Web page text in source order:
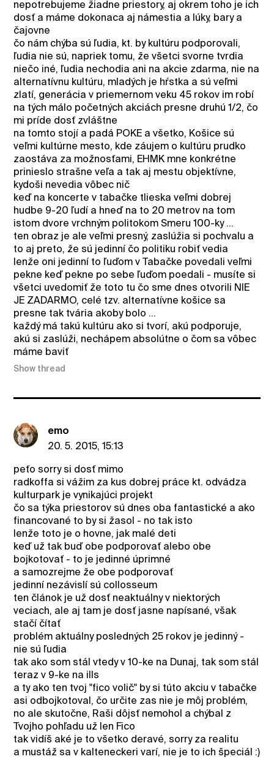
nepotrebujeme žiadne priestory, aj okrem toho je ich
dosť a máme dokonaca aj námestia a lúky, bary a
čajovne
čo nám chýba sú ľudia, kt. by kultúru podporovali,
ľudia nie sú, napriek tomu, že všetci svorne tvrdia
niečo iné, ľudia nechodia ani na akcie zdarma, nie na
alternatívnu kultúru, mladých je hŕstka a sú veľmi
zlatí, generácia v priemernom veku 45 rokov im robí
na tých málo početných akciách presne druhú 1/2, čo
mi príde dosť zvláštne
na tomto stojí a padá POKE a všetko, Košice sú
veľmi kultúrne mesto, kde záujem o kultúru prudko
zaostáva za možnosťami, EHMK mne konkrétne
prinieslo strašne veľa a tak aj mestu objektívne,
kydoši nevedia vôbec nič
keď na koncerte v tabačke tlieska veľmi dobrej
hudbe 9-20 ľudí a hneď na to 20 metrov na tom
istom dvore vrchným politokom Smeru 100-ky ...
ten obraz je ale veľmi presný, zaslúžia si pochvalu a
to aj preto, že sú jedinní čo politiku robiť vedia
lenže oni jedinní to ľuďom v Tabačke povedali veľmi
pekne keď pekne po sebe ľuďom poedali - musíte si
všetci uvedomiť že toto tu čo sme dnes otvorili NIE
JE ZADARMO, celé tzv. alternatívne košice sa
presne tak tvária akoby bolo ...
každý má takú kultúru ako si tvorí, akú podporuje,
akú si zaslúži, nechápem absolútne o čom sa vôbec
máme baviť
Show thread
emo
20. 5. 2015, 15:13
peťo sorry si dosť mimo
radkoffa si vážim za kus dobrej práce kt. odvádza
kulturpark je vynikajúci projekt
čo sa týka priestorov sú dnes oba fantastické a ako
financované to by si žasol - no tak isto
lenže toto je o hovne, jak malé deti
keď už tak buď obe podporovať alebo obe
bojkotovať - to je jedinné úprimné
a samozrejme že obe podporovať
jedinní nezávislí sú collosseum
ten článok je už dosť neaktuálny v niektorých
veciach, ale aj tam je dosť jasne napísané, však
stačí čítať
problém aktuálny posledných 25 rokov je jedinný -
nie sú ľudia
tak ako som stál vtedy v 10-ke na Dunaj, tak som stál
teraz v 9-ke na ills
a ty ako ten tvoj "fico volič" by si túto akciu v tabačke
asi odbojkotoval, čo určite zas nie je môj problém,
no ale skutočne, Raši dôjsť nemohol a chýbal z
Tvojho pohľadu už len Fico
tak vidíš aké je to všetko deravé, sorry za realitu
a mustáž sa v kalteneckeri varí, nie je to ich špeciál :)